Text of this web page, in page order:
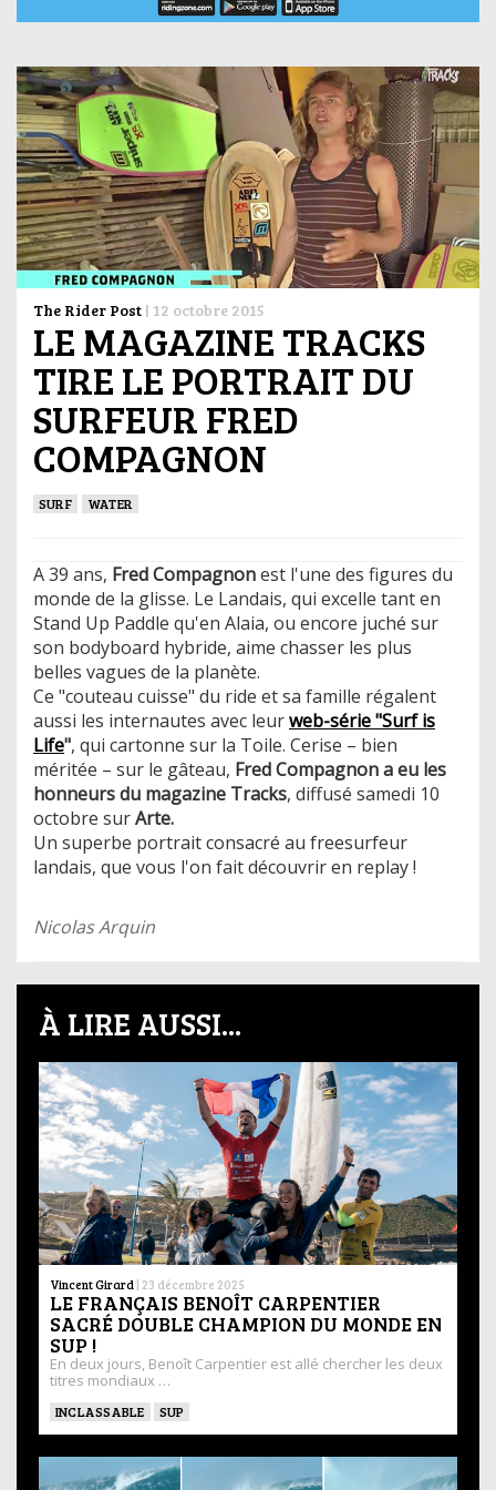
The Rider Post | 12 octobre 2015
LE MAGAZINE TRACKS
TIRE LE PORTRAIT DU
SURFEUR FRED
COMPAGNON
SURF WATER
A 39 ans, Fred Compagnonest l'une des figures du
monde de la glisse. Le Landais, qui excelle tant en
Stand Up Paddle qu'en Alaia, ou encore juché sur
son bodyboard hybride, aime chasser les plus
belles vagues de la planète.
Ce "couteau cuisse" du ride et sa famille régalent
aussi les internautes avec leurweb-série "Surf is
Life", qui cartonne sur la Toile. Cerise – bien
méritée – sur le gâteau, Fred Compagnon a eu les
honneurs du magazine Tracks, diffusé samedi 10
octobre surArte.
Un superbe portrait consacré au freesurfeur
landais, que vous l'on fait découvrir en replay !
Nicolas Arquin
À LIRE AUSSI...
Vincent Girard | 23 décembre 2025
LE FRANÇAIS BENOÎT CARPENTIER
SACRÉ DOUBLE CHAMPION DU MONDE EN
SUP !
En deux jours, Benoît Carpentier est allé chercher les deux
titres mondiaux …
INCLASSABLE SUP